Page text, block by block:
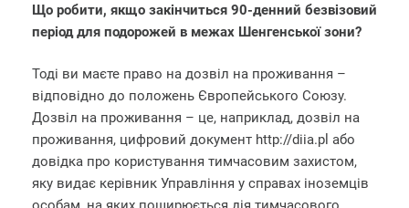
Що робити, якщо закінчиться 90-денний безвізовий
період для подорожей в межах Шенгенської зони?
Тоді ви маєте право на дозвіл на проживання –
відповідно до положень Європейського Союзу.
Дозвіл на проживання – це, наприклад, дозвіл на
проживання, цифровий документ http://diia.pl або
довідка про користування тимчасовим захистом,
яку видає керівник Управління у справах іноземців